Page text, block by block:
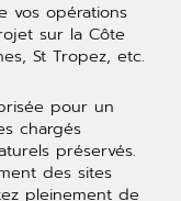
vos opérations
sur la Côte
St Tropez, etc.
pour un
chargés
préservés.
des sites
pleinement de